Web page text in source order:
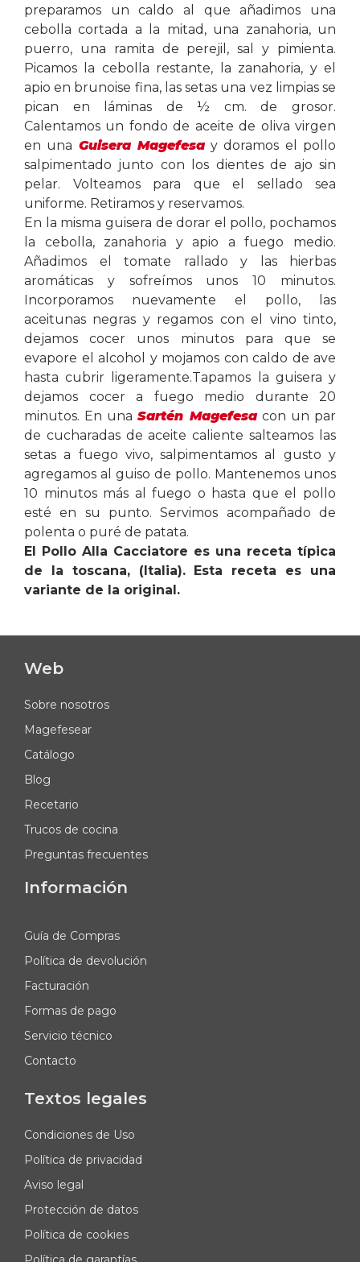
preparamos un caldo al que añadimos una
cebolla cortada a la mitad, una zanahoria, un
puerro, una ramita de perejil, sal y pimienta.
Picamos la cebolla restante, la zanahoria, y el
apio en brunoise fina, las setas una vez limpias se
pican en láminas de ½ cm. de grosor.
Calentamos un fondo de aceite de oliva virgen
en una Guisera Magefesay doramos el pollo
salpimentado junto con los dientes de ajo sin
pelar. Volteamos para que el sellado sea
uniforme. Retiramos y reservamos.
En la misma guisera de dorar el pollo, pochamos
la cebolla, zanahoria y apio a fuego medio.
Añadimos el tomate rallado y las hierbas
aromáticas y sofreímos unos 10 minutos.
Incorporamos nuevamente el pollo, las
aceitunas negras y regamos con el vino tinto,
dejamos cocer unos minutos para que se
evapore el alcohol y mojamos con caldo de ave
hasta cubrir ligeramente.Tapamos la guisera y
dejamos cocer a fuego medio durante 20
minutos. En unaSartén Magefesacon un par
de cucharadas de aceite caliente salteamos las
setas a fuego vivo, salpimentamos al gusto y
agregamos al guiso de pollo. Mantenemos unos
10 minutos más al fuego o hasta que el pollo
esté en su punto. Servimos acompañado de
polenta o puré de patata.
El Pollo Alla Cacciatore es una receta típica
de la toscana, (Italia). Esta receta es una
variante de la original.
Web
Sobre nosotros
Magefesear
Catálogo
Blog
Recetario
Trucos de cocina
Preguntas frecuentes
Información
Guía de Compras
Política de devolución
Facturación
Formas de pago
Servicio técnico
Contacto
Textos legales
Condiciones de Uso
Política de privacidad
Aviso legal
Protección de datos
Política de cookies